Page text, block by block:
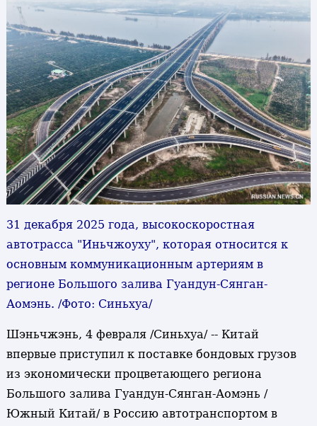
31 декабря 2025 года, высокоскоростная
автотрасса "Иньчжоуху", которая относится к
основным коммуникационным артериям в
регионе Большого залива Гуандун-Сянган-
Аомэнь. /Фото: Синьхуа/
Шэньчжэнь, 4 февраля /Синьхуа/ -- Китай
впервые приступил к поставке бондовых грузов
из экономически процветающего региона
Большого залива Гуандун-Сянган-Аомэнь /
Южный Китай/ в Россию автотранспортом в